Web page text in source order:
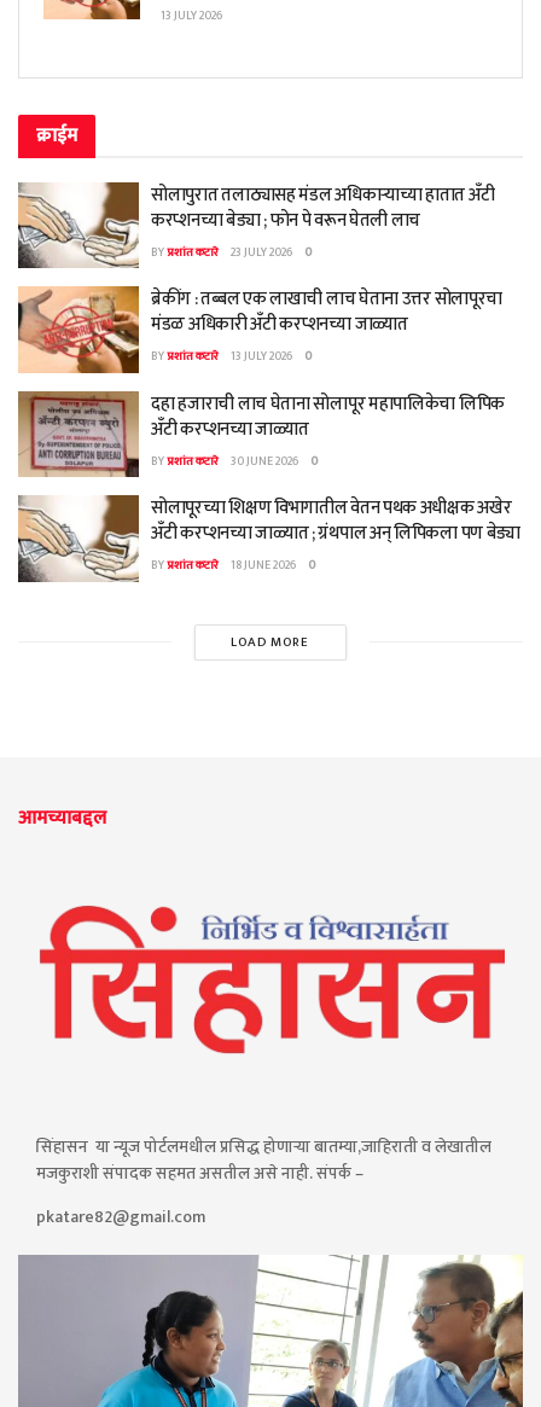
13 JULY 2026
क्राईम
सोलापुरात तलाठ्यासह मंडल अधिकाऱ्याच्या हातात अँटी
करप्शनच्या बेड्या ; फोन पे वरून घेतली लाच
BYप्रशांत कटारे 23 JULY 2026 0
ब्रेकींग : तब्बल एक लाखाची लाच घेताना उत्तर सोलापूरचा
मंडळ अधिकारी अँटी करप्शनच्या जाळ्यात
BYप्रशांत कटारे 13 JULY 2026 0
दहा हजाराची लाच घेताना सोलापूर महापालिकेचा लिपिक
अँटी करप्शनच्या जाळ्यात
BYप्रशांत कटारे 30 JUNE 2026 0
सोलापूरच्या शिक्षण विभागातील वेतन पथक अधीक्षक अखेर
अँटी करप्शनच्या जाळ्यात ; ग्रंथपाल अन् लिपिकला पण बेड्या
BYप्रशांत कटारे 18 JUNE 2026 0
LOAD MORE
आमच्याबद्दल
सिंहासन या न्यूज पोर्टलमधील प्रसिद्ध होणाऱ्या बातम्या,जाहिराती व लेखातील
मजकुराशी संपादक सहमत असतील असे नाही. संपर्क –
pkatare82@gmail.com